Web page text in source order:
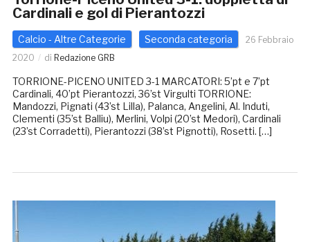
Cardinali e gol di Pierantozzi
Calcio - Altre Categorie Seconda categoria
26 Febbraio
2020
di Redazione GRB
TORRIONE-PICENO UNITED 3-1 MARCATORI: 5’pt e 7’pt
Cardinali, 40’pt Pierantozzi, 36’st Virgulti TORRIONE:
Mandozzi, Pignati (43’st Lilla), Palanca, Angelini, Al. Induti,
Clementi (35’st Balliu), Merlini, Volpi (20’st Medori), Cardinali
(23’st Corradetti), Pierantozzi (38’st Pignotti), Rosetti. […]